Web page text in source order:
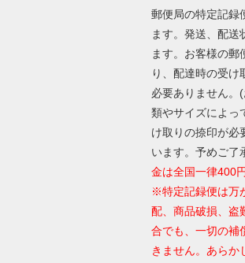
郵便局の特定記録
ます。発送、配送
ます。お客様の郵
り、配達時の受け
必要ありません。
類やサイズによっ
け取りの捺印が必
います。予めご了
金は全国一律400円
※特定記録便は万
配、商品破損、盗
合でも、一切の補
きません。あらか